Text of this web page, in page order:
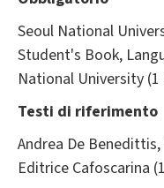
Seoul National
Student's Book,
National University (1
Testi di riferimento
Andrea De
Editrice Cafoscarina